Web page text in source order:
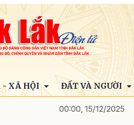
- XÃ HỘI ĐẤT VÀ NGƯỜI
00:00, 15/12/2025